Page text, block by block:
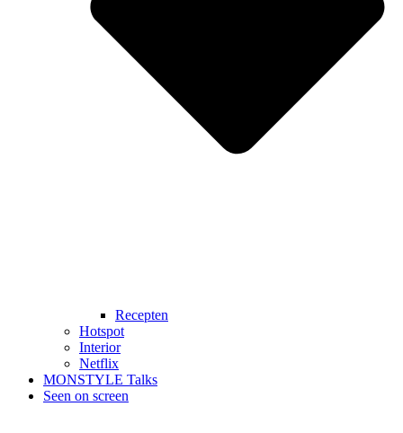
Recepten
Hotspot
Interior
Netflix
MONSTYLE Talks
Seen on screen